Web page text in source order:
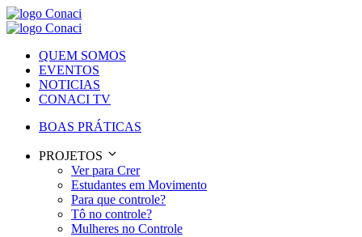
QUEM SOMOS
EVENTOS
NOTICIAS
CONACI TV
BOAS PRÁTICAS
PROJETOS
Ver para Crer
Estudantes em Movimento
Para que controle?
Tô no controle?
Mulheres no Controle